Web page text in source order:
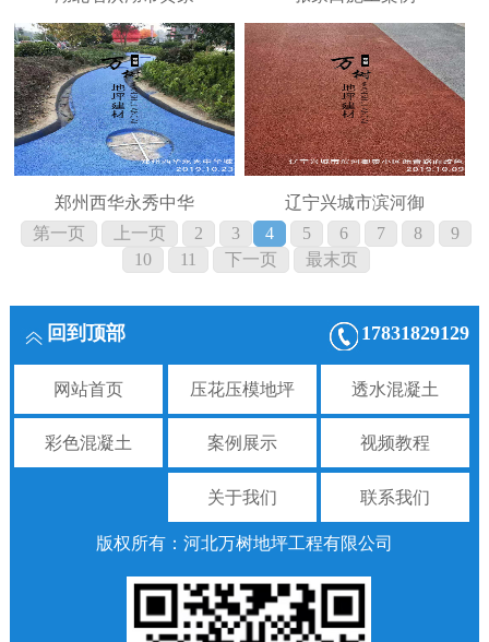
郑州西华永秀中华
辽宁兴城市滨河御
第一页
上一页 2 3 4 5 6 7 8
9
10
11 下一页 最末页
回到顶部 17831829129
网站首页 压花压模地坪 透水混凝土
彩色混凝土 案例展示 视频教程
关于我们 联系我们
版权所有：河北万树地坪工程有限公司